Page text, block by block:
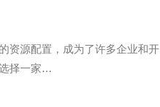
资源配置，成为了许多企业和开
择一家…